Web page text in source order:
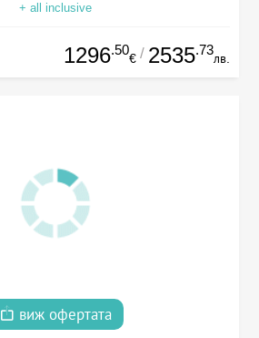
+ all inclusive
1296.50
€ / 2535.73
лв.
виж офертата